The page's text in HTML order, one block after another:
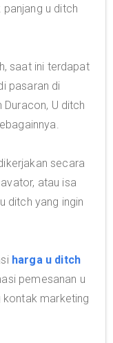
u ditch
saat ini terdapat
pasaran di
Duracon, U ditch
secara
atau isa
ditch yang ingin
harga u ditch
pemesanan u
kontak marketing